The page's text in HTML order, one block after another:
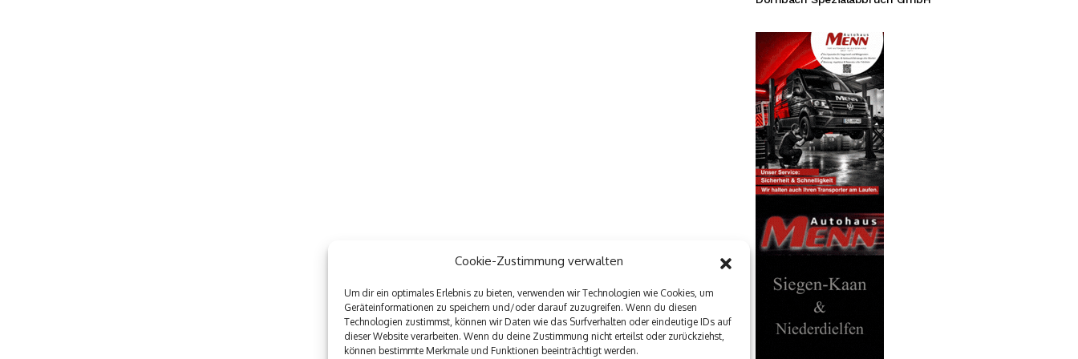
Cookie-Zustimmung verwalten
Um dir ein optimales Erlebnis zu bieten, verwenden wir Technologien wie Cookies, um
Geräteinformationen zu speichern und/oder darauf zuzugreifen. Wenn du diesen
Technologien zustimmst, können wir Daten wie das Surfverhalten oder eindeutige IDs auf
dieser Website verarbeiten. Wenn du deine Zustimmung nicht erteilst oder zurückziehst,
können bestimmte Merkmale und Funktionen beeinträchtigt werden.